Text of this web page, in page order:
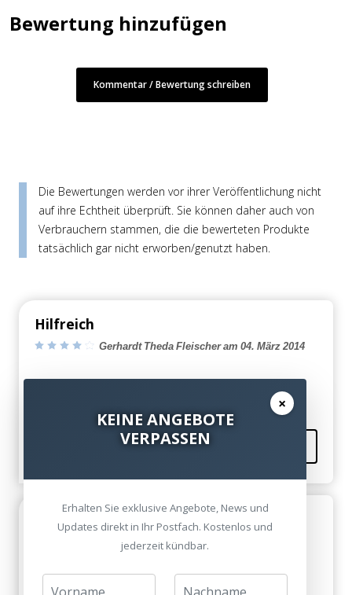
Bewertung hinzufügen
Kommentar / Bewertung schreiben
Die Bewertungen werden vor ihrer Veröffentlichung nicht
auf ihre Echtheit überprüft. Sie können daher auch von
Verbrauchern stammen, die die bewerteten Produkte
tatsächlich gar nicht erworben/genutzt haben.
Hilfreich
Gerhardt Theda Fleischer am 04. März 2014
Interessant...
Kommentieren
Hilfreich
Gerhardt Theda Fleischer am 03. März 2014
Interessant...
×
KEINE ANGEBOTE
VERPASSEN
Erhalten Sie exklusive Angebote, News und
Updates direkt in Ihr Postfach. Kostenlos und
jederzeit kündbar.